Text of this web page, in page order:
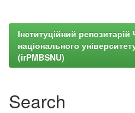
Інституційний
національного
(irPMBSNU)
Search